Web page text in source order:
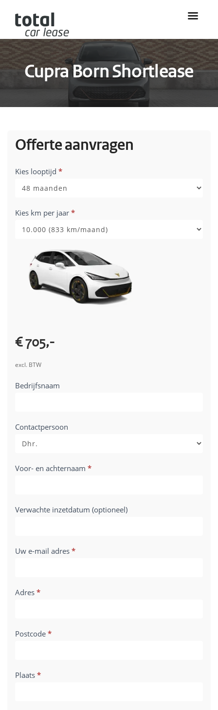
Cupra Born Shortlease
Offerte aanvragen
Shortlease
Born
03-
2025)
Kies looptijd *
Kies km per jaar *
€ 705,-
excl. BTW
Bedrijfsnaam
Contactpersoon
Voor- en achternaam *
Verwachte inzetdatum (optioneel)
Uw e-mail adres *
Adres *
Postcode *
Plaats *